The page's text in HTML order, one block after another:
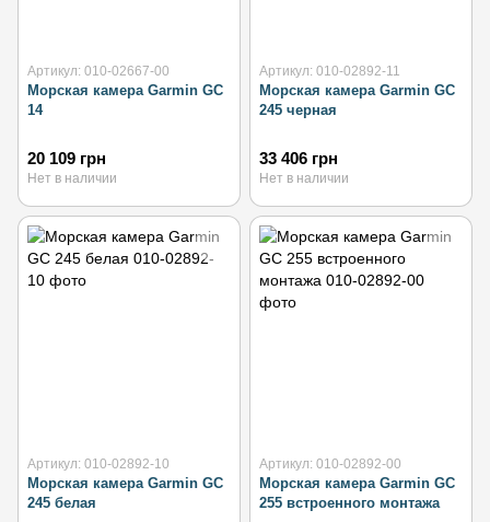
Артикул: 010-02667-00
Морская камера Garmin GC
14
20 109 грн
Нет в наличии
Артикул: 010-02892-11
Морская камера Garmin GC
245 черная
33 406 грн
Нет в наличии
Артикул: 010-02892-10
Морская камера Garmin GC
245 белая
Артикул: 010-02892-00
Морская камера Garmin GC
255 встроенного монтажа